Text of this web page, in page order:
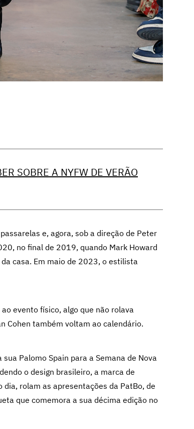
SOBRE A NYFW DE VERÃO
e, agora, sob a direção de Peter
no final de 2019, quando Mark Howard
casa. Em maio de 2023, o estilista
evento físico, algo que não rolava
Cohen também voltam ao calendário.
Palomo Spain para a Semana de Nova
o design brasileiro, a marca de
rolam as apresentações da PatBo, de
que comemora a sua décima edição no